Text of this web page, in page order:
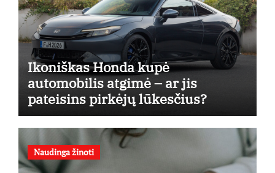
Ikoniškas Honda kupė
automobilis atgimė – ar jis
pateisins pirkėjų lūkesčius?
Naudinga žinoti